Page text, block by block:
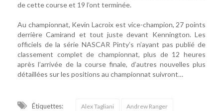
de cette course et 19 l’ont terminée.
Au championnat, Kevin Lacroix est vice-champion, 27 points
derrière Camirand et tout juste devant Kennington. Les
officiels de la série NASCAR Pinty’s n’ayant pas publié de
classement complet de championnat, plus de 12 heures
après l’arrivée de la course finale, d’autres nouvelles plus
détaillées sur les positions au championnat suivront…
Étiquettes: Alex Tagliani Andrew Ranger